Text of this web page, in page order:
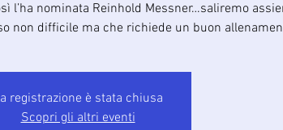
l’ha nominata Reinhold Messner…saliremo
non difficile ma che richiede un buon
registrazione è stata chiusa
Scopri gli altri eventi